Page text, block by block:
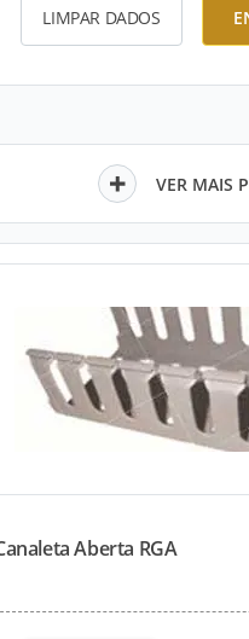
LIMPAR DADOS
VER MAIS
Aberta RGA